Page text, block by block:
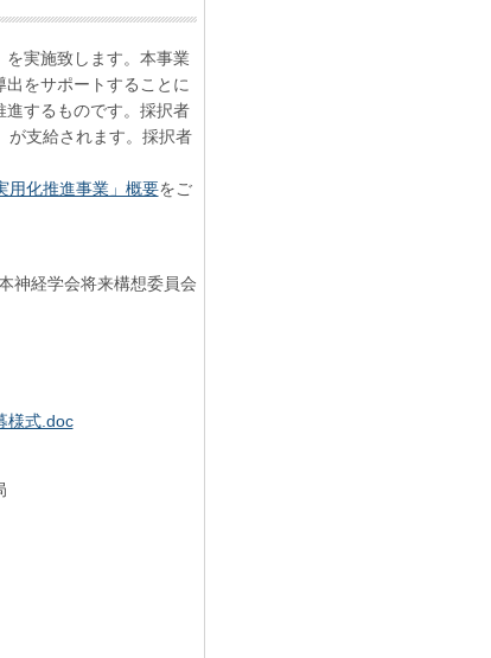
実施致します。本事業
をサポートすることに
するものです。採択者
が支給されます。採択者
用化推進事業」概要をご
神経学会将来構想委員会
様式.doc